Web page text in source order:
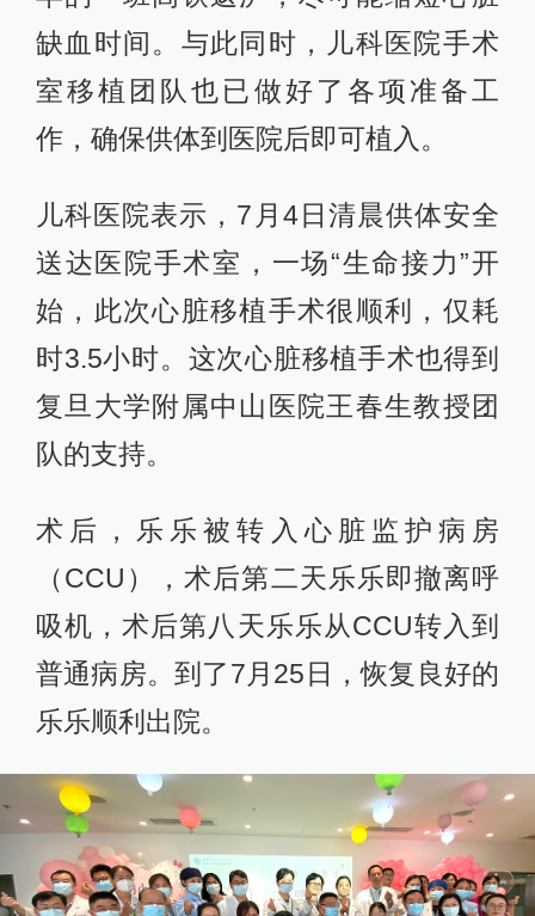
缺血时间。与此同时，儿科医院手术
室移植团队也已做好了各项准备工
作，确保供体到医院后即可植入。
儿科医院表示，7月4日清晨供体安全
送达医院手术室，一场“生命接力”开
始，此次心脏移植手术很顺利，仅耗
时3.5小时。这次心脏移植手术也得到
复旦大学附属中山医院王春生教授团
队的支持。
术后，乐乐被转入心脏监护病房
（CCU），术后第二天乐乐即撤离呼
吸机，术后第八天乐乐从CCU转入到
普通病房。到了7月25日，恢复良好的
乐乐顺利出院。